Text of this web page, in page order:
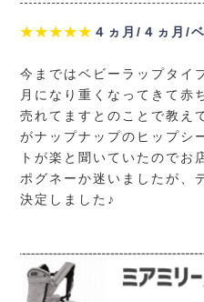
★★★★★ ４ヵ月/４ヵ月/
今まではベビーラップタイ
月になり重くなってきて赤
売れてますとのことで教え
がナップナップのヒップシ
トが楽と聞いていたのでお
ポグネーか迷いましたが、
決定しました♪